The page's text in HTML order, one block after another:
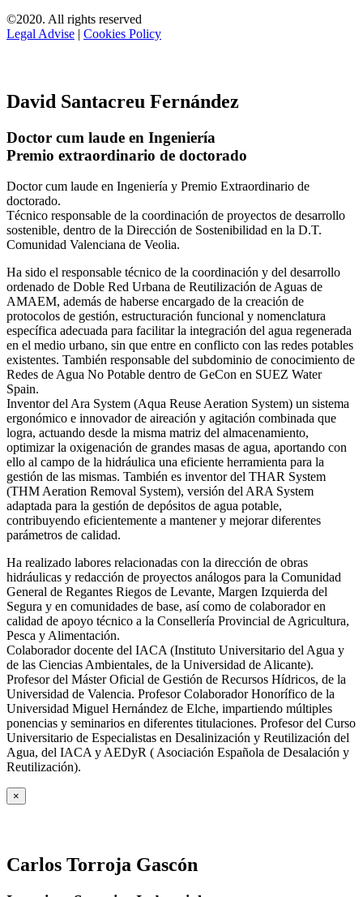
©2020. All rights reserved
Legal Advise | Cookies Policy
David Santacreu Fernández
Doctor cum laude en Ingeniería
Premio extraordinario de doctorado
Doctor cum laude en Ingeniería y Premio Extraordinario de
doctorado.
Técnico responsable de la coordinación de proyectos de desarrollo
sostenible, dentro de la Dirección de Sostenibilidad en la D.T.
Comunidad Valenciana de Veolia.
Ha sido el responsable técnico de la coordinación y del desarrollo
ordenado de Doble Red Urbana de Reutilización de Aguas de
AMAEM, además de haberse encargado de la creación de
protocolos de gestión, estructuración funcional y nomenclatura
específica adecuada para facilitar la integración del agua regenerada
en el medio urbano, sin que entre en conflicto con las redes potables
existentes. También responsable del subdominio de conocimiento de
Redes de Agua No Potable dentro de GeCon en SUEZ Water
Spain.
Inventor del Ara System (Aqua Reuse Aeration System) un sistema
ergonómico e innovador de aireación y agitación combinada que
logra, actuando desde la misma matriz del almacenamiento,
optimizar la oxigenación de grandes masas de agua, aportando con
ello al campo de la hidráulica una eficiente herramienta para la
gestión de las mismas. También es inventor del THAR System
(THM Aeration Removal System), versión del ARA System
adaptada para la gestión de depósitos de agua potable,
contribuyendo eficientemente a mantener y mejorar diferentes
parámetros de calidad.
Ha realizado labores relacionadas con la dirección de obras
hidráulicas y redacción de proyectos análogos para la Comunidad
General de Regantes Riegos de Levante, Margen Izquierda del
Segura y en comunidades de base, así como de colaborador en
calidad de apoyo técnico a la Consellería Provincial de Agricultura,
Pesca y Alimentación.
Colaborador docente del IACA (Instituto Universitario del Agua y
de las Ciencias Ambientales, de la Universidad de Alicante).
Profesor del Máster Oficial de Gestión de Recursos Hídricos, de la
Universidad de Valencia. Profesor Colaborador Honorífico de la
Universidad Miguel Hernández de Elche, impartiendo múltiples
ponencias y seminarios en diferentes titulaciones. Profesor del Curso
Universitario de Especialistas en Desalinización y Reutilización del
Agua, del IACA y AEDyR ( Asociación Española de Desalación y
Reutilización).
×
Carlos Torroja Gascón